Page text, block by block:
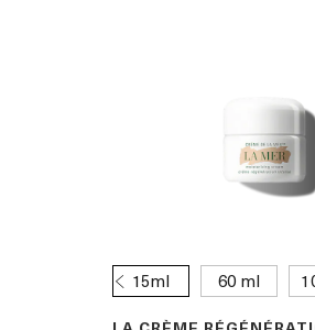
15ml 60 ml